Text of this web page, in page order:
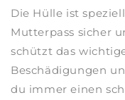
Die Hülle ist
Mutterpass sicher
schützt das
Beschädigungen
du immer einen